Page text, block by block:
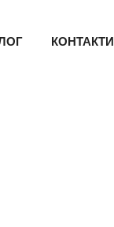
КОНТАКТИ